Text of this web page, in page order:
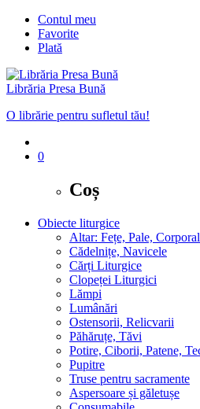
Contul meu
Favorite
Plată
Librăria Presa Bună
O librărie pentru sufletul tău!
0
Coș
Obiecte liturgice
Altar: Fețe, Pale,
Cădelnițe, Navicele
Cărți Liturgice
Clopeței Liturgici
Lămpi
Lumânări
Ostensorii, Relicvarii
Păhăruțe, Tăvi
Potire, Ciborii, Patene,
Pupitre
Truse pentru sacramente
Aspersoare și găletușe